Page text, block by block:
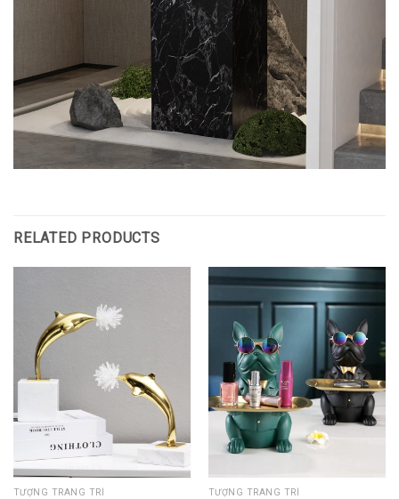
RELATED PRODUCTS
TƯỢNG TRANG TRÍ TƯỢNG TRANG TRÍ